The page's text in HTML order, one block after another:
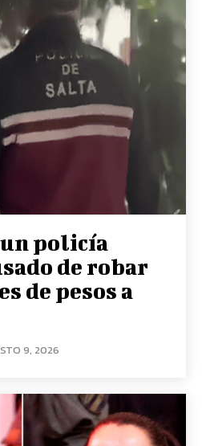
policía
de robar
de pesos a
9, 2026